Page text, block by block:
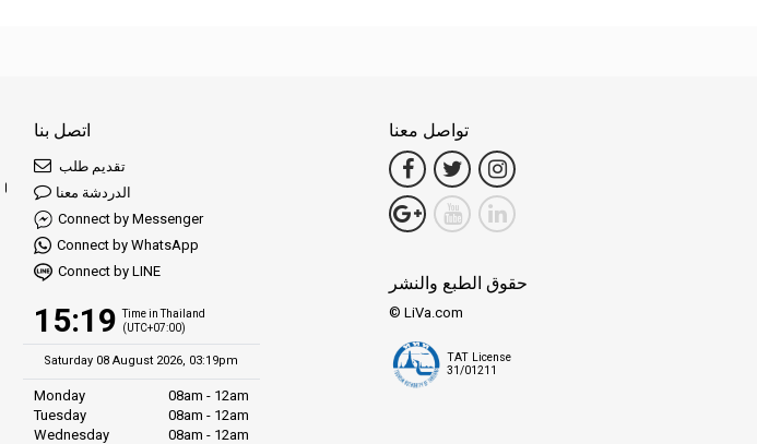
اتصل بنا
تقديم طلب
الدردشة معنا
Connect by Messenger
Connect by WhatsApp
Connect by LINE
15:19 Time in Thailand
(UTC+07:00)
Saturday 08 August 2026, 03:19pm
Monday
08am - 12am
Tuesday
08am - 12am
Wednesday
08am - 12am
تواصل معنا
حقوق الطبع والنشر
© LiVa.com
TAT License
31/01211